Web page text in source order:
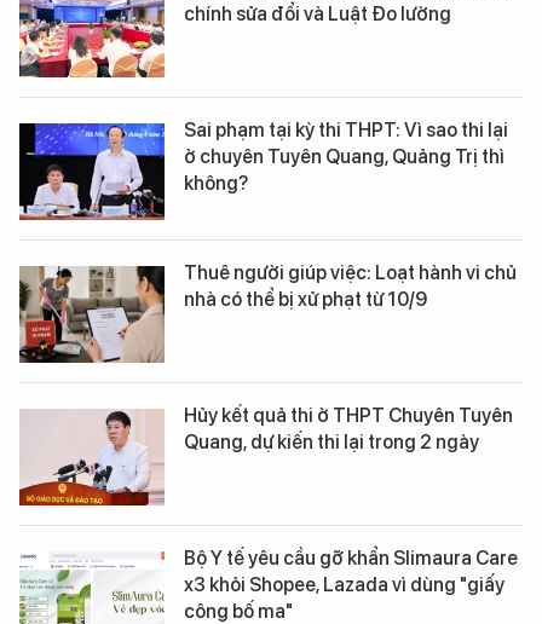
chính sửa đổi và Luật Đo lường
Sai phạm tại kỳ thi THPT: Vì sao thi lại
ở chuyên Tuyên Quang, Quảng Trị thì
không?
Thuê người giúp việc: Loạt hành vi chủ
nhà có thể bị xử phạt từ 10/9
Hủy kết quả thi ở THPT Chuyên Tuyên
Quang, dự kiến thi lại trong 2 ngày
Bộ Y tế yêu cầu gỡ khẩn Slimaura Care
x3 khỏi Shopee, Lazada vì dùng "giấy
công bố ma"